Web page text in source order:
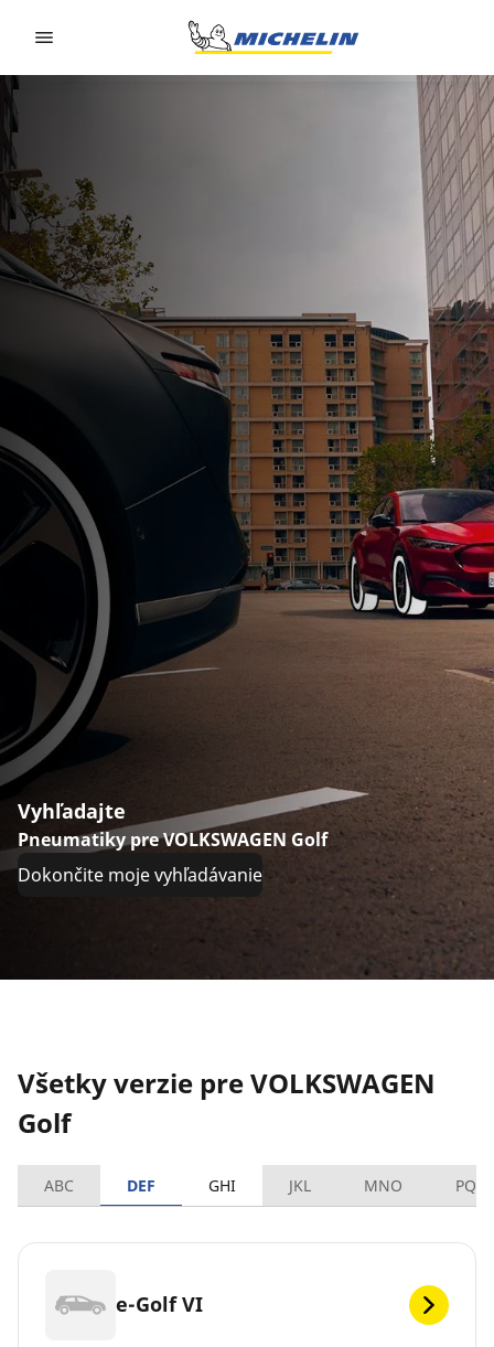
Vyhľadajte
Pneumatiky pre VOLKSWAGEN Golf
Dokončite moje vyhľadávanie
Všetky verzie pre VOLKSWAGEN
Golf
ABC DEF GHI JKL MNO PQRS
e-Golf VI